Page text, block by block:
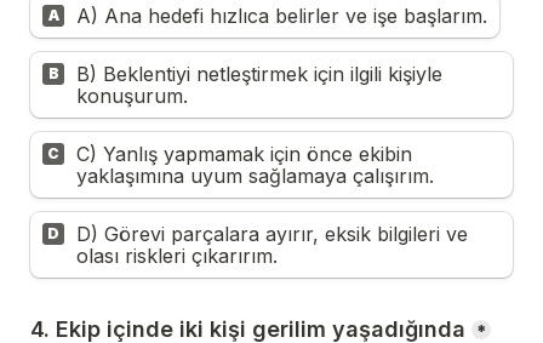
A A) Ana hedefi hızlıca belirler ve işe başlarım.
B
B) Beklentiyi netleştirmek için ilgili kişiyle
konuşurum.
C
C) Yanlış yapmamak için önce ekibin
yaklaşımına uyum sağlamaya çalışırım.
D
D) Görevi parçalara ayırır, eksik bilgileri ve
olası riskleri çıkarırım.
4. Ekip içinde iki kişi gerilim yaşadığında *